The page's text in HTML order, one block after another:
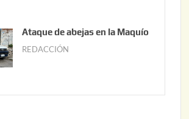
,
2
0
6
n
i
o
Ataque de abejas en la Maquío
REDACCIÓN
o